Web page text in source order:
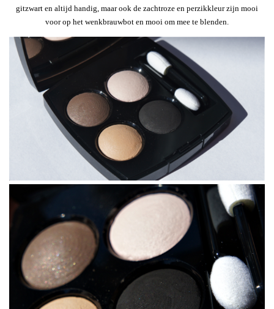
gitzwart en altijd handig, maar ook de zachtroze en perzikkleur zijn mooi
voor op het wenkbrauwbot en mooi om mee te blenden.